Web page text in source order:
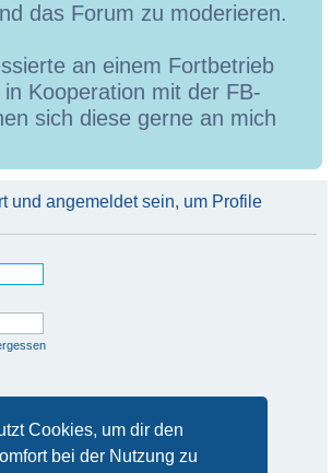
Cookies, um dir den
bei der Nutzung zu
das Forum zu moderieren.
an einem Fortbetrieb
Kooperation mit der FB-
sich diese gerne an mich
und angemeldet sein, um Profile